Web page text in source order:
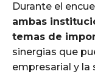
Durante el
ambas
temas de
sinergias que
empresarial y la